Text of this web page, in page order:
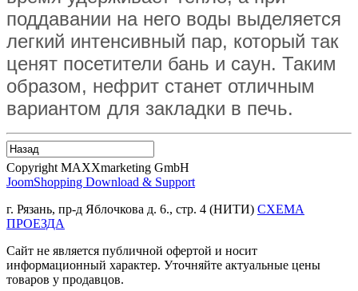
поддавании на него воды выделяется
легкий интенсивный пар, который так
ценят посетители бань и саун. Таким
образом, нефрит станет отличным
вариантом для закладки в печь.
Copyright MAXXmarketing GmbH
JoomShopping Download & Support
г. Рязань, пр-д Яблочкова д. 6., стр. 4 (НИТИ) СХЕМА
ПРОЕЗДА
Сайт не является публичной офертой и носит
информационный характер. Уточняйте актуальные цены
товаров у продавцов.